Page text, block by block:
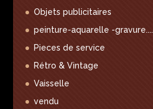
Objets publicitaires
peinture-aquarelle -gravure....
Pieces de service
Rétro & Vintage
Vaisselle
vendu